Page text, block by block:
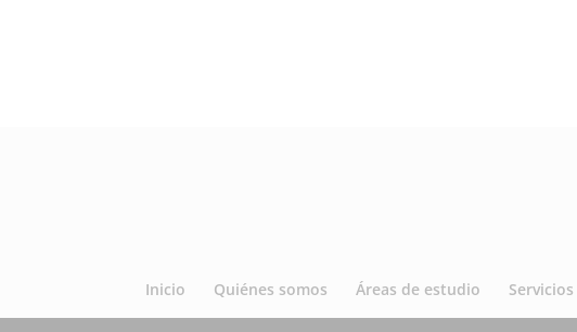
Inicio Quiénes somos Áreas de estudio Servicios